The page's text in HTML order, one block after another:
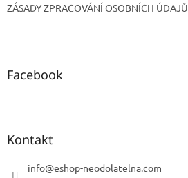
ZÁSADY ZPRACOVÁNÍ OSOBNÍCH ÚDAJŮ
Facebook
Kontakt
info@eshop-neodolatelna.com